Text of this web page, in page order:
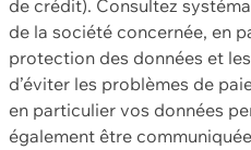
de crédit). Consultez
de la société concernée, en
protection des données et
d’éviter les problèmes de
en particulier vos données
également être